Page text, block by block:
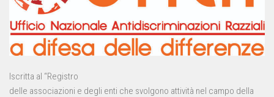
Iscritta al “Registro
delle associazioni e degli enti che svolgono attività nel campo della